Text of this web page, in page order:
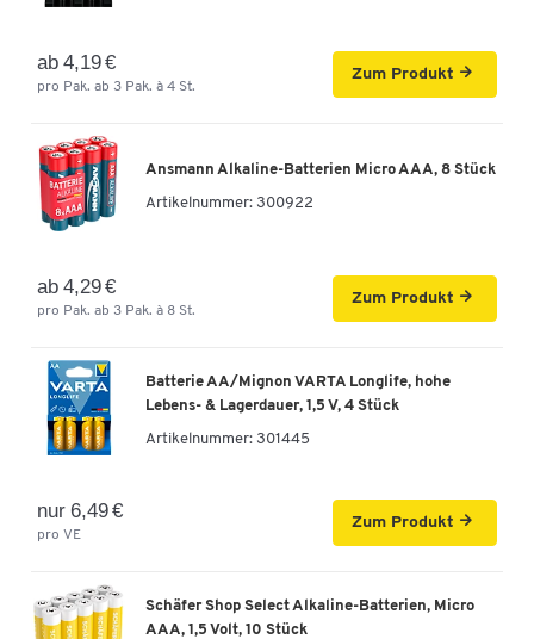
ab 4,19 €
pro Pak. ab 3 Pak. à 4 St.
Zum Produkt
Ansmann Alkaline-Batterien Micro AAA, 8 Stück
Artikelnummer: 300922
ab 4,29 €
pro Pak. ab 3 Pak. à 8 St.
Zum Produkt
Batterie AA/Mignon VARTA Longlife, hohe
Lebens- & Lagerdauer, 1,5 V, 4 Stück
Artikelnummer: 301445
nur 6,49 €
pro VE
Zum Produkt
Schäfer Shop Select Alkaline-Batterien, Micro
AAA, 1,5 Volt, 10 Stück